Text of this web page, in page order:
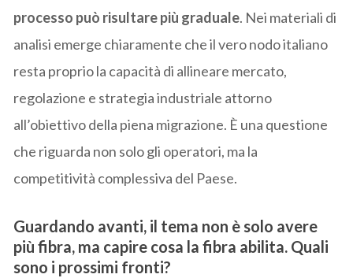
processo può risultare più graduale. Nei materiali di
analisi emerge chiaramente che il vero nodo italiano
resta proprio la capacità di allineare mercato,
regolazione e strategia industriale attorno
all’obiettivo della piena migrazione. È una questione
che riguarda non solo gli operatori, ma la
competitività complessiva del Paese.
Guardando avanti, il tema non è solo avere
più fibra, ma capire cosa la fibra abilita. Quali
sono i prossimi fronti?